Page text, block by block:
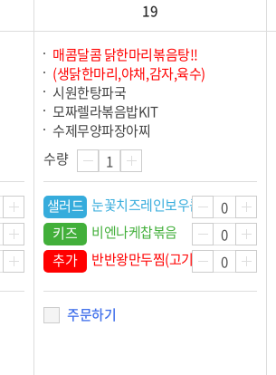
19
매콤달콤 닭한마리볶음탕!!
(생닭한마리,야채,감자,육수)
시원한탕파국
모짜렐라볶음밥KIT
수제무양파장아찌
수량
샐러드 눈꽃치즈레인보우콥S
키즈
비엔나케찹볶음
추가
반반왕만두찜(고기,김치)
주문하기